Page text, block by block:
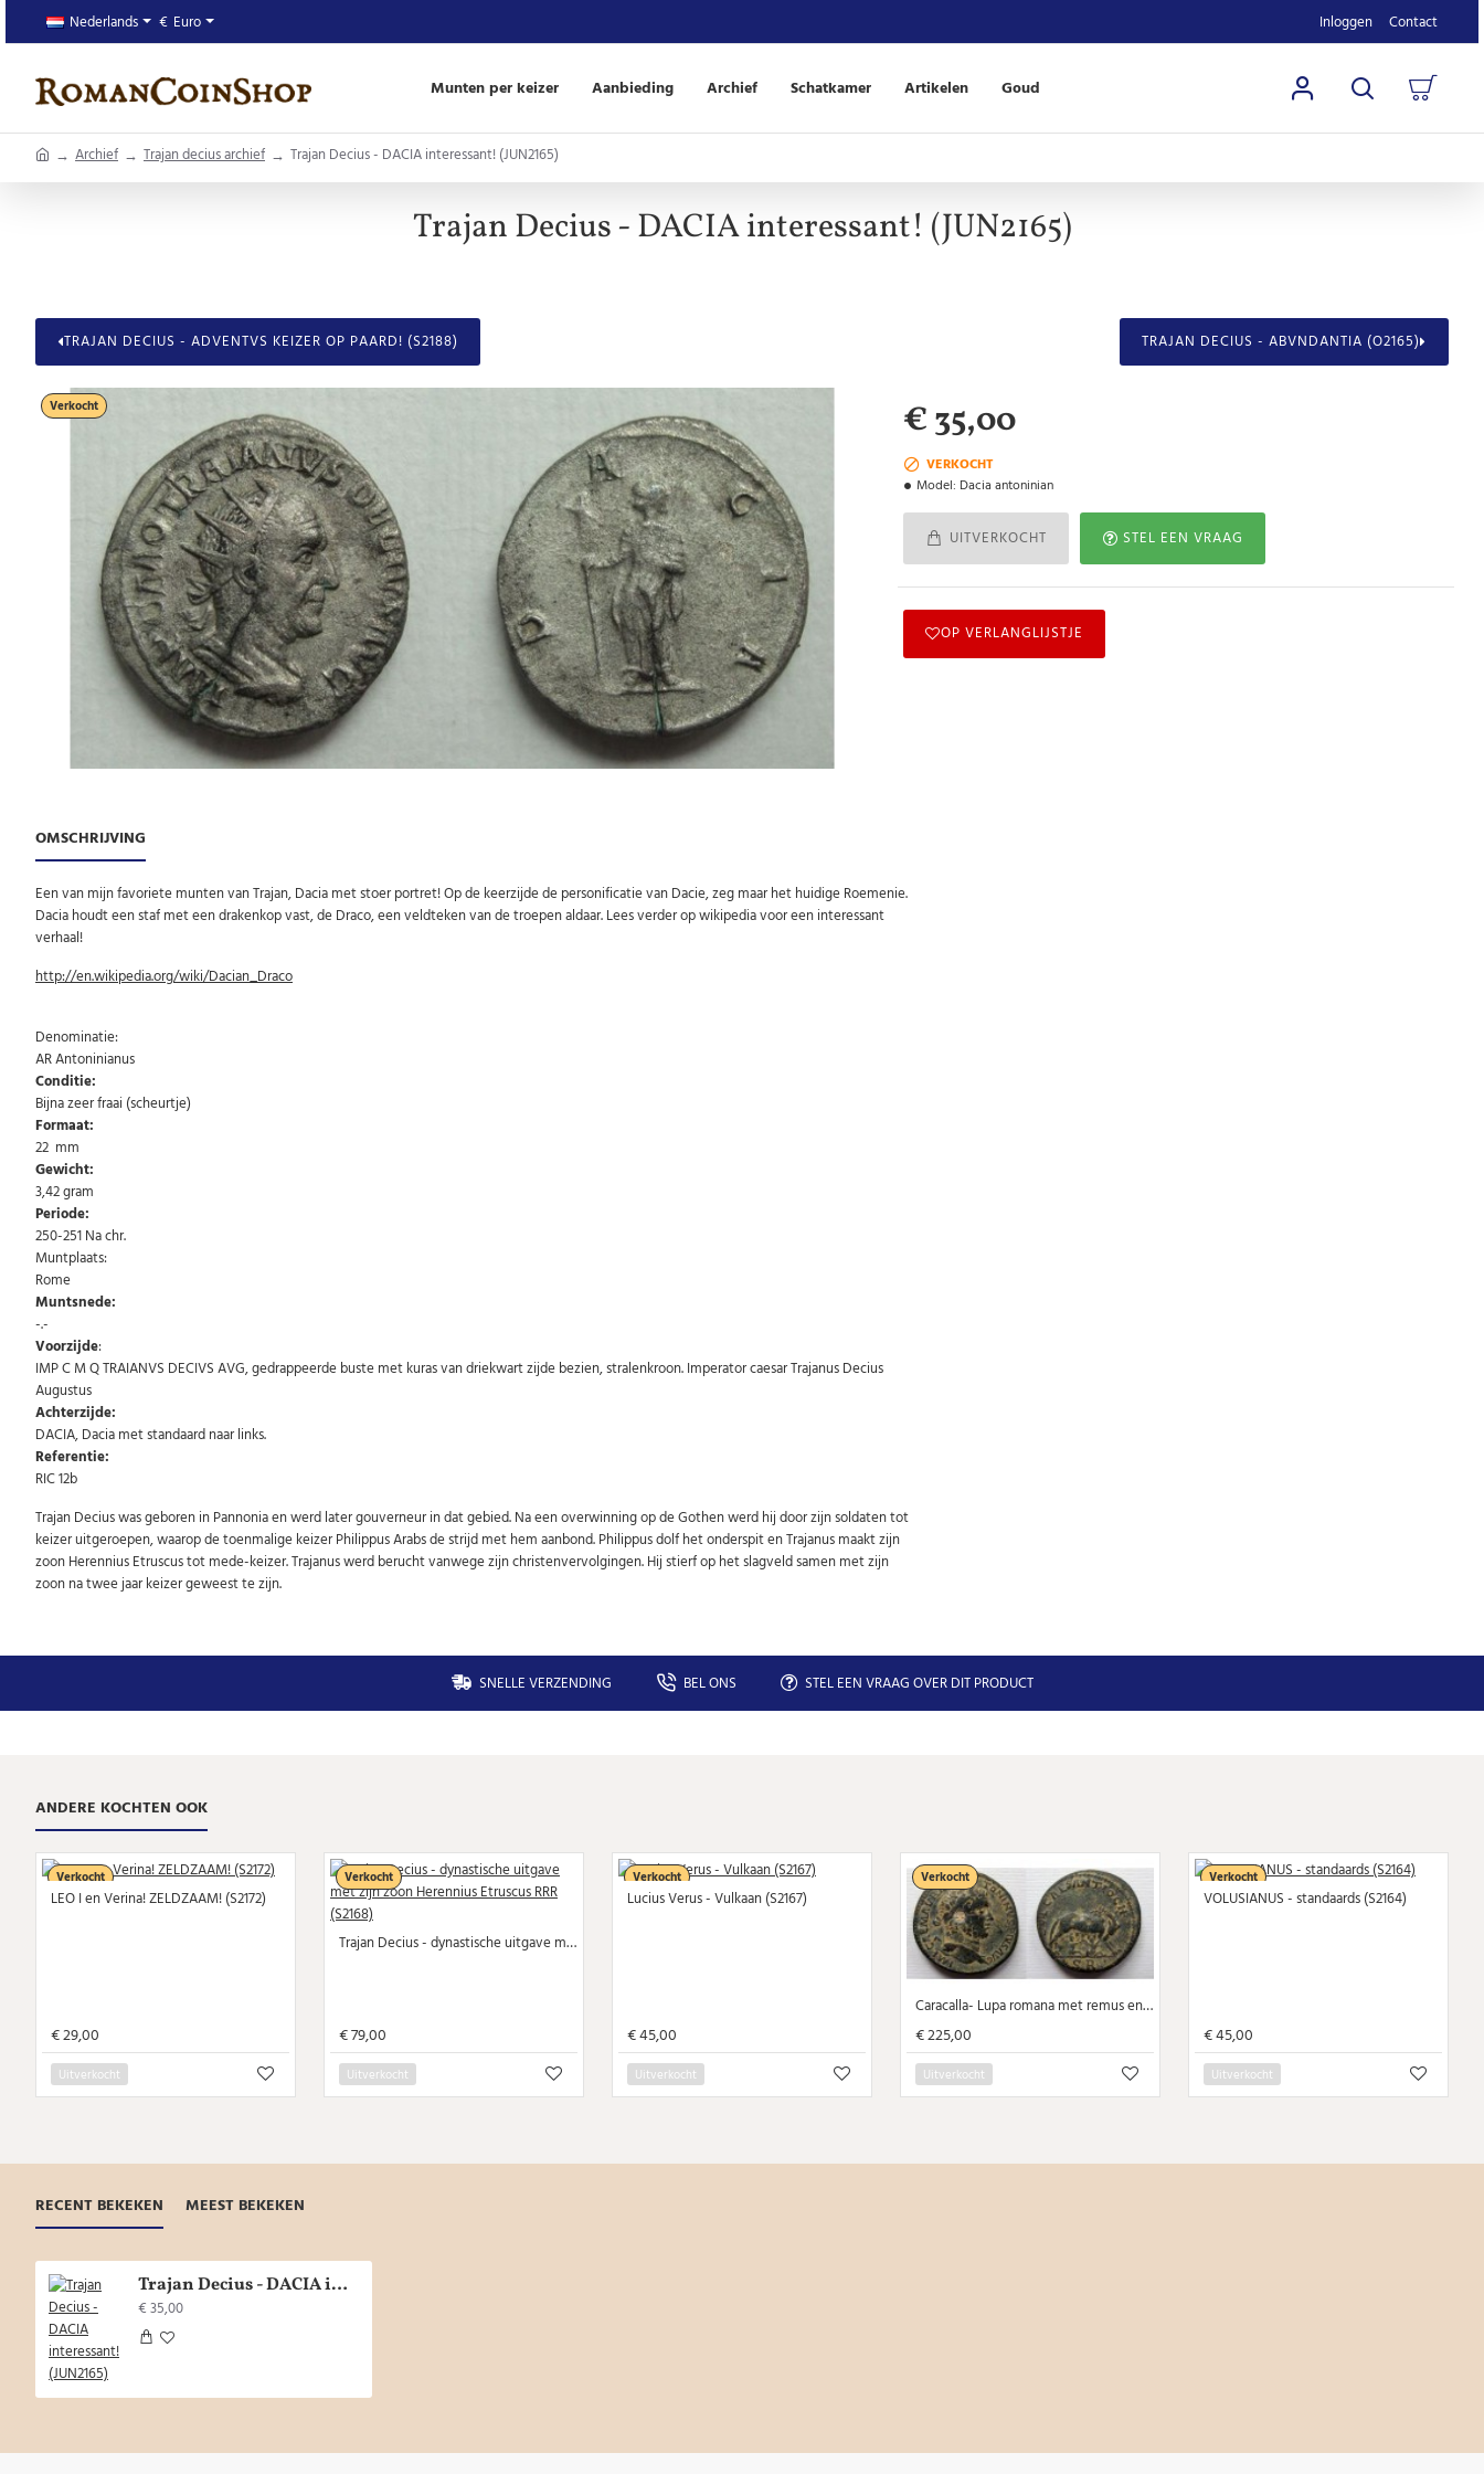
Nederlands € Euro Inloggen Contact
Munten per keizer Aanbieding Archief Schatkamer Artikelen Goud
homeArchief Trajan decius archief Trajan Decius - DACIA interessant! (JUN2165)
Trajan Decius - DACIA interessant! (JUN2165)
TRAJAN DECIUS - ADVENTVS KEIZER OP PAARD! (S2188) TRAJAN DECIUS - ABVNDANTIA (O2165)
Verkocht
VERKOCHT
Model: Dacia antoninian
€ 35,00
UITVERKOCHT STEL EEN VRAAG
OP VERLANGLIJSTJE
OMSCHRIJVING
Een van mijn favoriete munten van Trajan, Dacia met stoer portret! Op de keerzijde de personificatie van Dacie, zeg maar het huidige Roemenie.
Dacia houdt een staf met een drakenkop vast, de Draco, een veldteken van de troepen aldaar. Lees verder op wikipedia voor een interessant
verhaal!
http://en.wikipedia.org/wiki/Dacian_Draco
Denominatie:
AR Antoninianus
Conditie:
Bijna zeer fraai (scheurtje)
Formaat:
22 mm
Gewicht:
3,42 gram
Periode:
250-251 Na chr.
Muntplaats:
Rome
Muntsnede:
-.-
Voorzijde:
IMP C M Q TRAIANVS DECIVS AVG, gedrappeerde buste met kuras van driekwart zijde bezien, stralenkroon. Imperator caesar Trajanus Decius
Augustus
Achterzijde:
DACIA, Dacia met standaard naar links.
Referentie:
RIC 12b
Trajan Decius was geboren in Pannonia en werd later gouverneur in dat gebied. Na een overwinning op de Gothen werd hij door zijn soldaten tot
keizer uitgeroepen, waarop de toenmalige keizer Philippus Arabs de strijd met hem aanbond. Philippus dolf het onderspit en Trajanus maakt zijn
zoon Herennius Etruscus tot mede-keizer. Trajanus werd berucht vanwege zijn christenvervolgingen. Hij stierf op het slagveld samen met zijn
zoon na twee jaar keizer geweest te zijn.
SNELLE VERZENDING BEL ONS STEL EEN VRAAG OVER DIT PRODUCT
ANDERE KOCHTEN OOK
Verkocht
LEO I en Verina! ZELDZAAM! (S2172)
€ 29,00
Uitverkocht
Verkocht
Trajan Decius - dynastische uitgave met zijn zoon Herennius Etruscus RRR (S2168)
€ 79,00
Uitverkocht
Verkocht
Lucius Verus - Vulkaan (S2167)
€ 45,00
Uitverkocht
Verkocht
Caracalla- Lupa romana met remus en romulus! (S2154)
€ 225,00
Uitverkocht
Verkocht
VOLUSIANUS - standaards (S2164)
€ 45,00
Uitverkocht
RECENT BEKEKEN MEEST BEKEKEN
Trajan Decius - DACIA interessant! (JUN2165)
€ 35,00